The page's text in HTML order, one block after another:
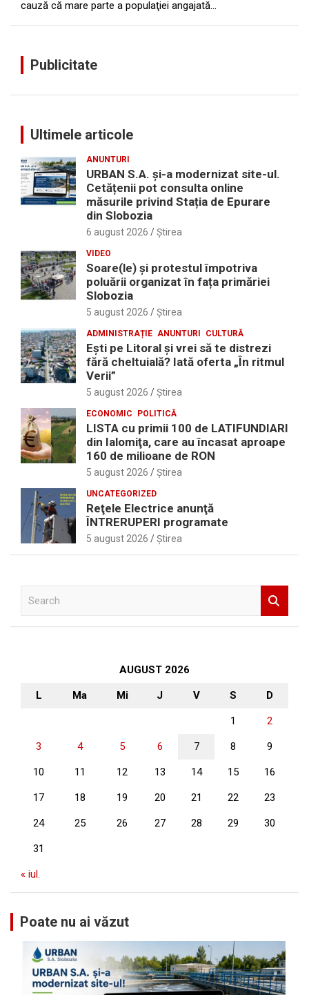
cauză că mare parte a populaţiei angajată…
Publicitate
Ultimele articole
ANUNTURI
URBAN S.A. și-a modernizat site-ul.
Cetățenii pot consulta online
măsurile privind Stația de Epurare
din Slobozia
6 august 2026 Ştirea
VIDEO
Soare(le) și protestul împotriva
poluării organizat în fața primăriei
Slobozia
5 august 2026 Ştirea
ADMINISTRAȚIE ANUNTURI CULTURĂ
Eşti pe Litoral şi vrei să te distrezi
fără cheltuială? Iată oferta „În ritmul
Verii”
5 august 2026 Ştirea
ECONOMIC POLITICĂ
LISTA cu primii 100 de LATIFUNDIARI
din Ialomiţa, care au încasat aproape
160 de milioane de RON
5 august 2026 Ştirea
UNCATEGORIZED
Reţele Electrice anunţă
ÎNTRERUPERI programate
5 august 2026 Ştirea
AUGUST 2026
L Ma Mi J V S D
1 2
3 4 5 6 7 8 9
10 11 12 13 14 15 16
17 18 19 20 21 22 23
24 25 26 27 28 29 30
31
« iul.
Poate nu ai văzut